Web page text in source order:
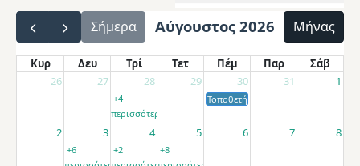
Σήμερα Αύγουστος 2026 Μήνας
Κυρ Δευ Τρί Τετ Πέμ Παρ
Σάβ
26
27 28 29 30 31 1
+4
περισσότερα
Τοποθετήσεις αποσπασμένων
2 3 4 5 6 7 8
+6
+2
+8